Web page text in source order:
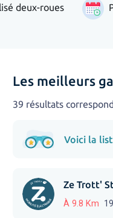
deux-roues
Les meilleurs
39 résultats
Voici la
Ze Trott'
À 9.8 Km